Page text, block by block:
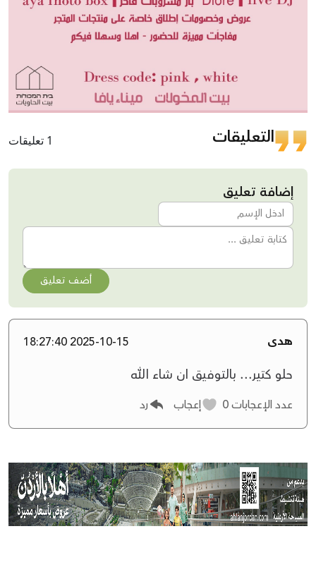
التعليقات 1 تعليقات
إضافة تعليق
أضف تعليق
هدى 2025-10-15 18:27:40
حلو كتير... بالتوفيق ان شاء الله
عدد الإعجابات إعجاب رد